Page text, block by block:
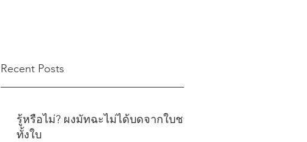
Recent Posts
รู้หรือไม่? ผงมัทฉะไม่ได้บดจากใบชา
ทั้งใบ